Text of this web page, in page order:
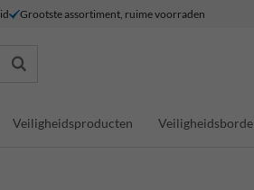
Grootste assortiment, ruime voorraden
Veiligheidsproducten